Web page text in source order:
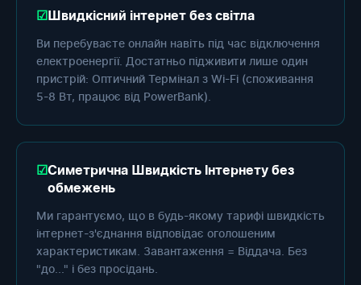
Швидкісний інтернет без світла
Ви перебуваєте онлайн навіть під час відключення
електроенергії. Достатньо підживити лише один
пристрій: Оптичний Термінал з Wi-Fi (споживання
5-8 Вт, працює від PowerBank).
Симетрична Швидкість Інтернету без
обмежень
Ми гарантуємо, що в будь-якому тарифі швидкість
інтернет-з'єднання відповідає оголошеним
характеристикам. Завантаження = Віддача. Без
"до..." і без просідань.